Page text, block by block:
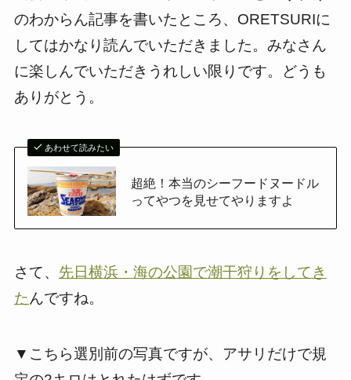
のわからん記事を書いたところ、ORETSURIに
してはかなり読んでいただきました。みなさん
に楽しんでいただきうれしい限りです。どうも
ありがとう。
あわせて読みたい
超絶！本当のシーフードヌードル
ってやつを見せてやりますよ
さて、 先日横浜・海の公園で潮干狩りをしてき
たんですね。
▼こちら選別前の写真ですが、アサリだけで規